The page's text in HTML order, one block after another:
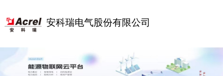
安科瑞电气股份有限公司